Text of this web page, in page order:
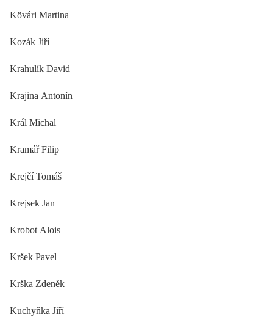
Kövári Martina
Kozák Jiří
Krahulík David
Krajina Antonín
Král Michal
Kramář Filip
Krejčí Tomáš
Krejsek Jan
Krobot Alois
Kršek Pavel
Krška Zdeněk
Kuchyňka Jiří